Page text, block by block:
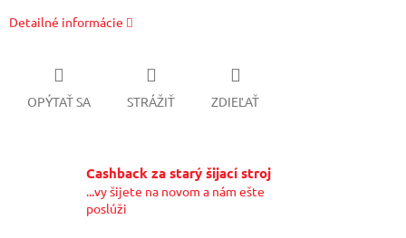
Detailné informácie
OPÝTAŤ SA STRÁŽIŤ ZDIEĽAŤ
Cashback za starý šijací stroj
...vy šijete na novom a nám ešte
poslúži